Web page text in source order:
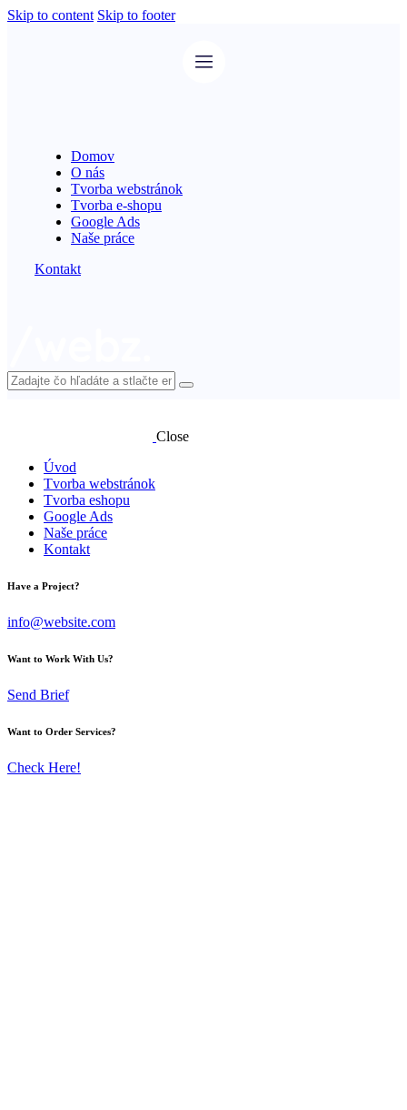
Skip to content Skip to footer
Domov
O nás
Tvorba webstránok
Tvorba e-shopu
Google Ads
Naše práce
Kontakt
Close
Úvod
Tvorba webstránok
Tvorba eshopu
Google Ads
Naše práce
Kontakt
Have a Project?
info@website.com
Want to Work With Us?
Send Brief
Want to Order Services?
Check Here!